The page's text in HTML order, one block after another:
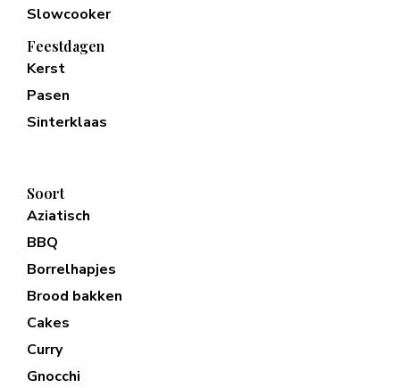
Slowcooker
Feestdagen
Kerst
Pasen
Sinterklaas
Soort
Aziatisch
BBQ
Borrelhapjes
Brood bakken
Cakes
Curry
Gnocchi